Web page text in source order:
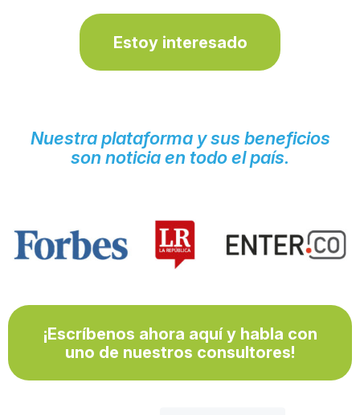
Estoy interesado
Nuestra plataforma y sus beneficios
son noticia en todo el país.
¡Escríbenos ahora aquí y habla con
uno de nuestros consultores!